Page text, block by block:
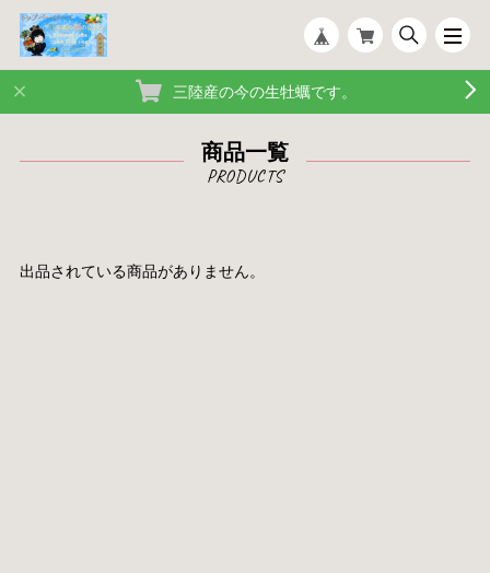
三陸産の今の生牡蠣です。
商品一覧
出品されている商品がありません。